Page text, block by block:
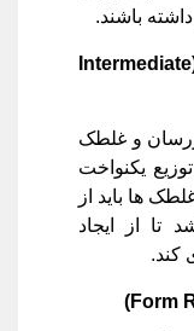
باشند.
(Intermediate
و غلطک
یکنواخت
ها باید از
تا از ایجاد
کند.